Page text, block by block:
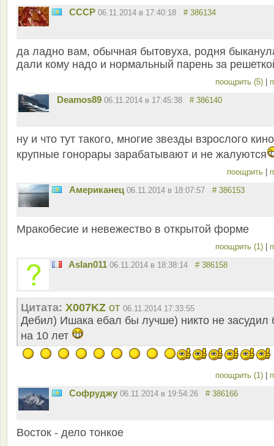
СССР 06.11.2014 в 17:40:18 # 386134
да ладно вам, обычная бытовуха, родня
дали кому надо и нормальный парень за
поощрить (5)
Deamos89 06.11.2014 в 17:45:38 # 386140
ну и что тут такого, многие звезды взрослого кино
крупные гонорары зарабатывают и не жалуются
поощрить
Американец 06.11.2014 в 18:07:57 # 386153
Мракобесие и невежество в открытой форме
поощрить (1)
Aslan011 06.11.2014 в 18:38:14 # 386158
Цитата: X007KZ от 06.11.2014 17:33:55
Дебил) Ишака ебал бы лучше) никто не засудил
на 10 лет
поощрить (1)
Софруджу 06.11.2014 в 19:54:26 # 386166
Восток - дело тонкое